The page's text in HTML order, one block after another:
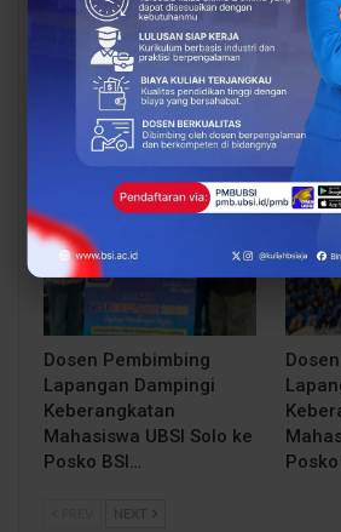
Sinergi Pendidikan dan
Industri Makin Panas!
BCC & BEC Sukses Gelar
“Come…
yang
Kerja
Dosen Pembimbing
Lapangan Dampingi
Keberangkatan
Mahasiswa UBSI Solo ke
Posko BSI…
NEXT